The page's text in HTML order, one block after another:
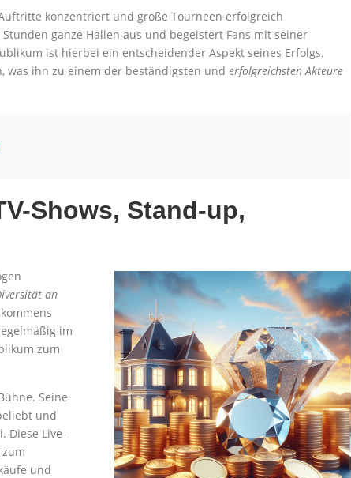
konzentriert und große Tourneen erfolgreich
ganze Hallen aus und begeistert Fans mit seiner
ist hierbei ein entscheidender Aspekt seines Erfolgs.
was ihn zu einem der beständigsten und erfolgreichsten Akteure
Shows, Stand-up,
an
im
zum
Seine
und
Diese Live-
und